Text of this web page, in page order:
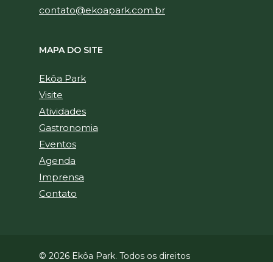
contato@ekoapark.com.br
MAPA DO SITE
Ekôa Park
Visite
Atividades
Gastronomia
Eventos
Agenda
Imprensa
Contato
© 2026 Ekôa Park. Todos os direitos